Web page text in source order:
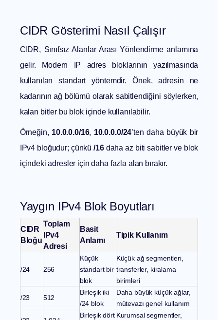
CIDR Gösterimi Nasıl Çalışır
CIDR, Sınıfsız Alanlar Arası Yönlendirme anlamına
gelir. Modern IP adres bloklarının yazılmasında
kullanılan standart yöntemdir. Önek, adresin ne
kadarının ağ bölümü olarak sabitlendiğini söylerken,
kalan bitler bu blok içinde kullanılabilir.
Örneğin, 10.0.0.0/16, 10.0.0.0/24’ten daha büyük bir
IPv4 bloğudur; çünkü/16daha az biti sabitler ve blok
içindeki adresler için daha fazla alan bırakır.
Yaygın IPv4 Blok Boyutları
CIDR
Bloğu
Toplam
IPv4
Adresi
Basit
Anlamı
Tipik Kullanım
/24 256
Küçük
standart bir
blok
Küçük ağ segmentleri,
transferler, kiralama
birimleri
/23 512
Birleşik iki
/24 blok
Daha büyük küçük ağlar,
mütevazı genel kullanım
Birleşik dört Kurumsal segmentler,